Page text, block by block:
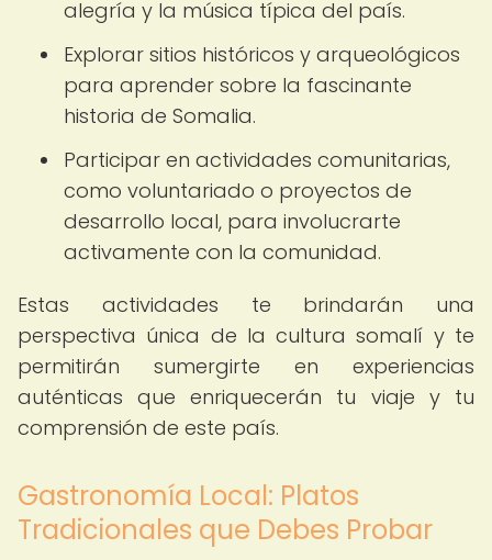
alegría y la música típica del país.
Explorar sitios históricos y arqueológicos
para aprender sobre la fascinante
historia de Somalia.
Participar en actividades comunitarias,
como voluntariado o proyectos de
desarrollo local, para involucrarte
activamente con la comunidad.
Estas actividades te brindarán una
perspectiva única de la cultura somalí y te
permitirán sumergirte en experiencias
auténticas que enriquecerán tu viaje y tu
comprensión de este país.
Gastronomía Local: Platos
Tradicionales que Debes Probar